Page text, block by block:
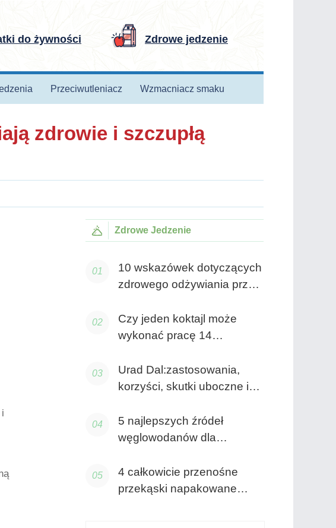
do żywności Zdrowe jedzenie
Przeciwutleniacz Wzmacniacz smaku
zdrowie i szczupłą
Zdrowe Jedzenie
10 wskazówek dotyczących
zdrowego odżywiania przy
Skowronek Wellness
Czy jeden koktajl może
wykonać pracę 14
Urad Dal:zastosowania,
korzyści, skutki uboczne i
5 najlepszych źródeł
węglowodanów dla
4 całkowicie przenośne
przekąski napakowane